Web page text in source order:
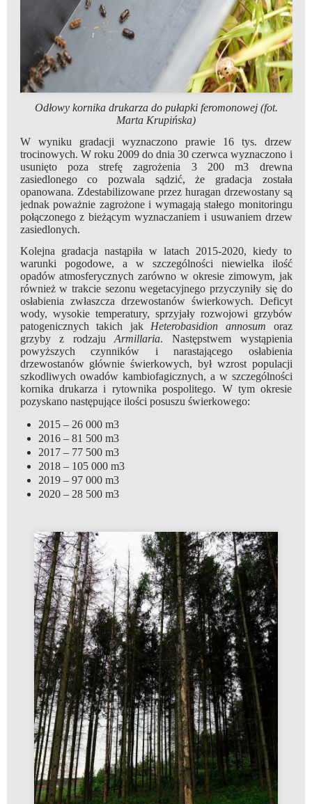
Odłowy kornika drukarza do pułapki feromonowej (fot.
Marta Krupińska)
W wyniku gradacji wyznaczono prawie 16 tys. drzew
trocinowych. W roku 2009 do dnia 30 czerwca wyznaczono i
usunięto poza strefę zagrożenia 3 200 m3 drewna
zasiedlonego co pozwala sądzić, że gradacja została
opanowana. Zdestabilizowane przez huragan drzewostany są
jednak poważnie zagrożone i wymagają stałego monitoringu
połączonego z bieżącym wyznaczaniem i usuwaniem drzew
zasiedlonych.
Kolejna gradacja nastąpiła w latach 2015-2020, kiedy to
warunki pogodowe, a w szczególności niewielka ilość
opadów atmosferycznych zarówno w okresie zimowym, jak
również w trakcie sezonu wegetacyjnego przyczyniły się do
osłabienia zwłaszcza drzewostanów świerkowych. Deficyt
wody, wysokie temperatury, sprzyjały rozwojowi grzybów
patogenicznych takich jakHeterobasidion annosum oraz
grzyby z rodzajuArmillaria. Następstwem wystąpienia
powyższych czynników i narastającego osłabienia
drzewostanów głównie świerkowych, był wzrost populacji
szkodliwych owadów kambiofagicznych, a w szczególności
kornika drukarza i rytownika pospolitego. W tym okresie
pozyskano następujące ilości posuszu świerkowego:
2015 – 26 000 m3
2016 – 81 500 m3
2017 – 77 500 m3
2018 – 105 000 m3
2019 – 97 000 m3
2020 – 28 500 m3